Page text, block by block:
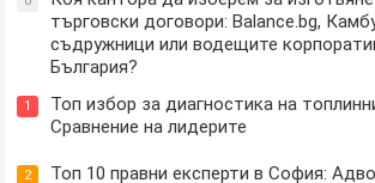
търговски договори: Balance.bg,
съдружници или водещите
България?
1
Топ избор за диагностика на
Сравнение на лидерите
2
Топ 10 правни експерти в София: